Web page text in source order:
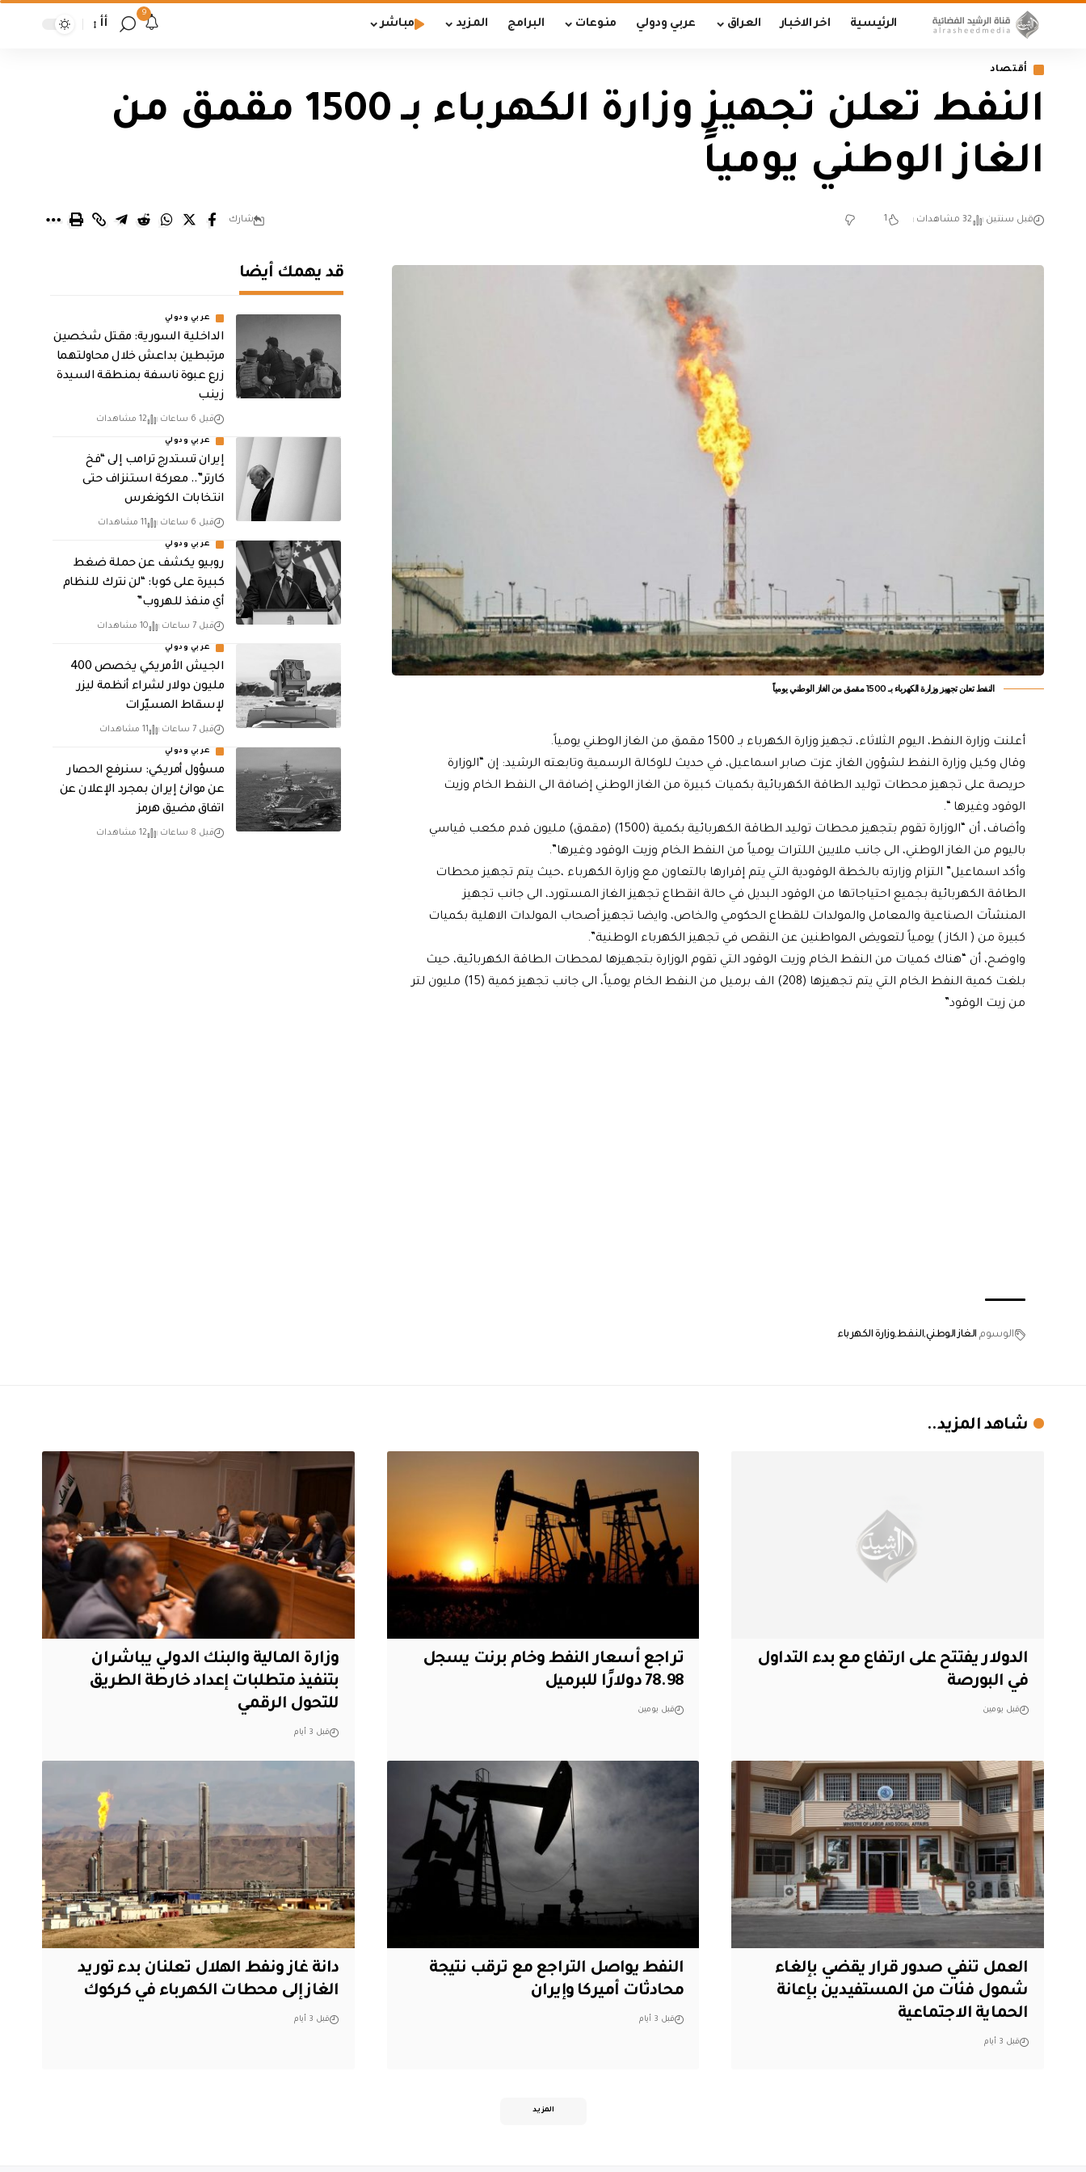
الرئيسية اخر الاخبار العراق عربي ودولي منوعات البرامج المزيد مباشر
9
أأ
أقتصاد
النفط تعلن تجهيز وزارة الكهرباء بـ 1500 مقمق من
الغاز الوطني يومياً
قبل سنتين 32 مشاهدات 1 شارك
النفط تعلن تجهيز وزارة الكهرباء بـ 1500 مقمق من الغاز الوطني يومياً
أعلنت وزارة النفط، اليوم الثلاثاء، تجهيز وزارة الكهرباء بـ 1500 مقمق من الغاز الوطني يومياً.
وقال وكيل وزارة النفط لشؤون الغاز، عزت صابر اسماعيل، في حديث للوكالة الرسمية وتابعته الرشيد: إن “الوزارة
حريصة على تجهيز محطات توليد الطاقة الكهربائية بكميات كبيرة من الغاز الوطني إضافة الى النفط الخام وزيت
الوقود وغيرها “.
وأضاف، أن “الوزارة تقوم بتجهيز محطات توليد الطاقة الكهربائية بكمية (1500) (مقمق) مليون قدم مكعب قياسي
باليوم من الغاز الوطني، الى جانب ملايين اللترات يومياً من النفط الخام وزيت الوقود وغيرها”.
وأكد اسماعيل” التزام وزارته بالخطة الوقودية التي يتم إقرارها بالتعاون مع وزارة الكهرباء ،حيث يتم تجهيز محطات
الطاقة الكهربائية بجميع احتياجاتها من الوقود البديل في حالة انقطاع تجهيز الغاز المستورد، الى جانب تجهيز
المنشآت الصناعية والمعامل والمولدات للقطاع الحكومي والخاص، وايضا تجهيز أصحاب المولدات الاهلية بكميات
كبيرة من ( الكاز ) يومياً لتعويض المواطنين عن النقص في تجهيز الكهرباء الوطنية”.
واوضح، أن “هناك كميات من النفط الخام وزيت الوقود التي تقوم الوزارة بتجهيزها لمحطات الطاقة الكهربائية، حيث
بلغت كمية النفط الخام التي يتم تجهيزها (208) الف برميل من النفط الخام يومياً، الى جانب تجهيز كمية (15) مليون لتر
من زيت الوقود”
الوسوم الغاز الوطني النفط وزارة الكهرباء
قد يهمك أيضا
عربي ودولي
الداخلية السورية: مقتل شخصين
مرتبطين بداعش خلال محاولتهما
زرع عبوة ناسفة بمنطقة السيدة
زينب
قبل 6 ساعات 12 مشاهدات
عربي ودولي
إيران تستدرج ترامب إلى “فخ
كارتر”.. معركة استنزاف حتى
انتخابات الكونغرس
قبل 6 ساعات 11 مشاهدات
عربي ودولي
روبيو يكشف عن حملة ضغط
كبيرة على كوبا: “لن نترك للنظام
أي منفذ للهروب”
قبل 7 ساعات 10 مشاهدات
عربي ودولي
الجيش الأمريكي يخصص 400
مليون دولار لشراء أنظمة ليزر
لإسقاط المسيّرات
قبل 7 ساعات 11 مشاهدات
عربي ودولي
مسؤول أمريكي: سنرفع الحصار
عن موانئ إيران بمجرد الإعلان عن
اتفاق مضيق هرمز
قبل 8 ساعات 12 مشاهدات
شاهد المزيد..
الدولار يفتتح على ارتفاع مع بدء التداول
في البورصة
قبل يومين
تراجع أسعار النفط وخام برنت يسجل
78.98 دولارًا للبرميل
قبل يومين
وزارة المالية والبنك الدولي يباشران
بتنفيذ متطلبات إعداد خارطة الطريق
للتحول الرقمي
قبل 3 أيام
العمل تنفي صدور قرار يقضي بإلغاء
شمول فئات من المستفيدين بإعانة
الحماية الاجتماعية
قبل 3 أيام
النفط يواصل التراجع مع ترقب نتيجة
محادثات أميركا وإيران
قبل 3 أيام
دانة غاز ونفط الهلال تعلنان بدء توريد
الغاز إلى محطات الكهرباء في كركوك
قبل 3 أيام
المزيد